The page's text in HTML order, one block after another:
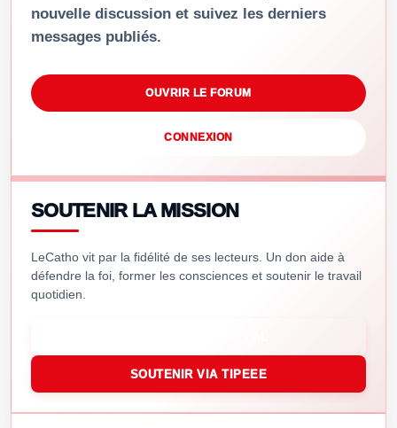
nouvelle discussion et suivez les derniers
messages publiés.
OUVRIR LE FORUM
CONNEXION
SOUTENIR LA MISSION
LeCatho vit par la fidélité de ses lecteurs. Un don aide à
défendre la foi, former les consciences et soutenir le travail
quotidien.
SOUTENIR VIA TIPEEE